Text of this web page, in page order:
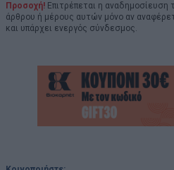
Προσοχή! Επιτρέπεται η
άρθρου ή μέρους αυτών μόνο αν
και υπάρχει ενεργός σύνδεσμος.